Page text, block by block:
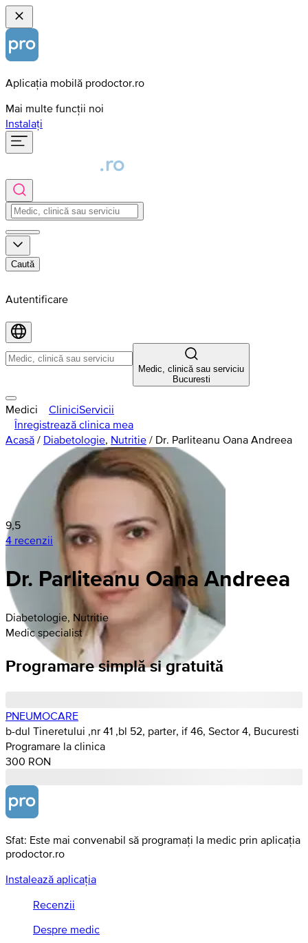
Aplicația mobilă prodoctor.ro
Mai multe funcții noi
Instalați
Caută
Autentificare
Medic, clinică sau serviciu
Bucuresti
Medici CliniciServicii
Înregistrează clinica mea
Acasă / Diabetologie, Nutritie / Dr. Parliteanu Oana Andreea
9,5
4 recenzii
Dr. Parliteanu Oana Andreea
Diabetologie, Nutritie
Medic specialist
Programare simplă si gratuită
PNEUMOCARE
b-dul Tineretului ,nr 41 ,bl 52, parter, if 46, Sector 4, Bucuresti
Programare la clinica
300 RON
Sfat: Este mai convenabil să programați la medic prin aplicația
prodoctor.ro
Instalează aplicația
Recenzii
Despre medic